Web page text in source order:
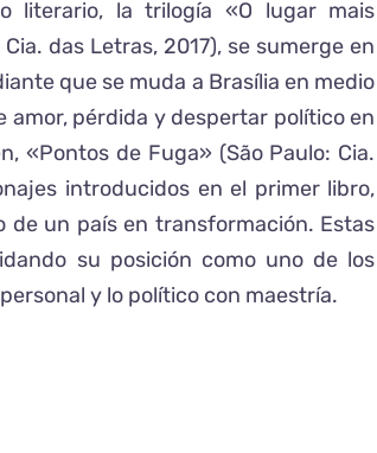
literario, la trilogía «O lugar mais
das Letras, 2017), se sumerge en
que se muda a Brasília en medio
amor, pérdida y despertar político en
«Pontos de Fuga» (São Paulo: Cia.
introducidos en el primer libro,
de un país en transformación. Estas
su posición como uno de los
y lo político con maestría.